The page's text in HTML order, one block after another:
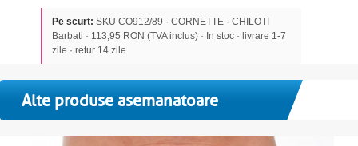
Pe scurt: SKU CO912/89 · CORNETTE · CHILOTI
Barbati · 113,95 RON (TVA inclus) · In stoc · livrare 1-7
zile · retur 14 zile
Alte produse asemanatoare